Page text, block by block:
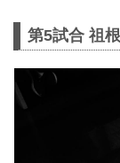
第5試合 祖